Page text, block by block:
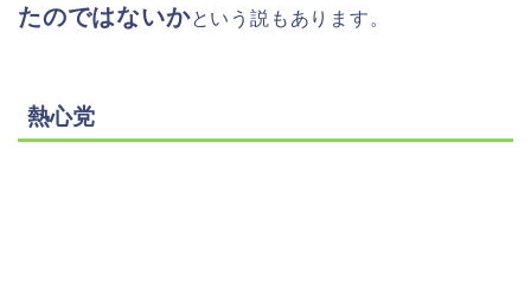
たのではないかという説もあります。
熱心党